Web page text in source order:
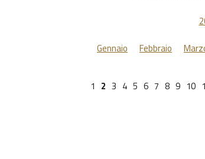
Gennaio
Febbraio
1 2 3 4 5 6 7 8 9 10